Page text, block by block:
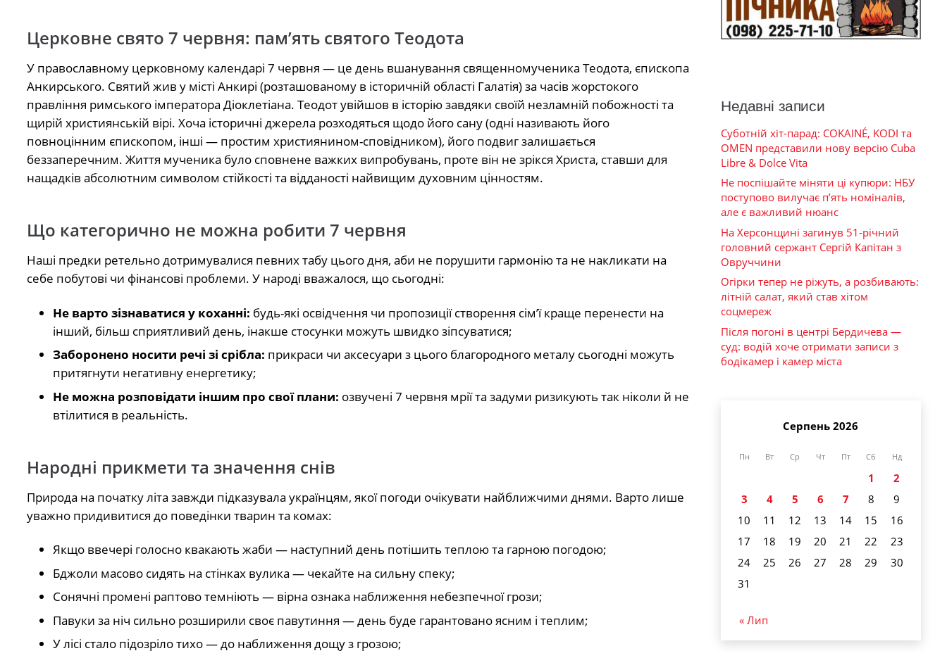
Церковне свято 7 червня: пам’ять святого Теодота
У православному церковному календарі 7 червня — це день вшанування священномученика Теодота, єпископа
Анкирського. Святий жив у місті Анкирі (розташованому в історичній області Галатія) за часів жорстокого
правління римського імператора Діоклетіана. Теодот увійшов в історію завдяки своїй незламній побожності та
щирій християнській вірі. Хоча історичні джерела розходяться щодо його сану (одні називають його
повноцінним єпископом, інші — простим християнином-сповідником), його подвиг залишається
беззаперечним. Життя мученика було сповнене важких випробувань, проте він не зрікся Христа, ставши для
нащадків абсолютним символом стійкості та відданості найвищим духовним цінностям.
Що категорично не можна робити 7 червня
Наші предки ретельно дотримувалися певних табу цього дня, аби не порушити гармонію та не накликати на
себе побутові чи фінансові проблеми. У народі вважалося, що сьогодні:
Не варто зізнаватися у коханні: будь-які освідчення чи пропозиції створення сім’ї краще перенести на
інший, більш сприятливий день, інакше стосунки можуть швидко зіпсуватися;
Заборонено носити речі зі срібла: прикраси чи аксесуари з цього благородного металу сьогодні можуть
притягнути негативну енергетику;
Не можна розповідати іншим про свої плани: озвучені 7 червня мрії та задуми ризикують так ніколи й не
втілитися в реальність.
Народні прикмети та значення снів
Природа на початку літа завжди підказувала українцям, якої погоди очікувати найближчими днями. Варто лише
уважно придивитися до поведінки тварин та комах:
Якщо ввечері голосно квакають жаби — наступний день потішить теплою та гарною погодою;
Бджоли масово сидять на стінках вулика — чекайте на сильну спеку;
Сонячні промені раптово темніють — вірна ознака наближення небезпечної грози;
Павуки за ніч сильно розширили своє павутиння — день буде гарантовано ясним і теплим;
У лісі стало підозріло тихо — до наближення дощу з грозою;
Недавні записи
Суботній хіт-парад: COKAINÉ, KODI та
OMEN представили нову версію Cuba
Libre & Dolce Vita
Не поспішайте міняти ці купюри: НБУ
поступово вилучає п’ять номіналів,
але є важливий нюанс
На Херсонщині загинув 51-річний
головний сержант Сергій Капітан з
Овруччини
Огірки тепер не ріжуть, а розбивають:
літній салат, який став хітом
соцмереж
Після погоні в центрі Бердичева —
суд: водій хоче отримати записи з
бодікамер і камер міста
Серпень 2026
Пн Вт Ср Чт Пт Сб Нд
1
2
3
4 5 6 7 8
9
10
11 12 13 14 15
16
17
18 19 20 21 22
23
24
25 26 27 28 29
30
31
« Лип